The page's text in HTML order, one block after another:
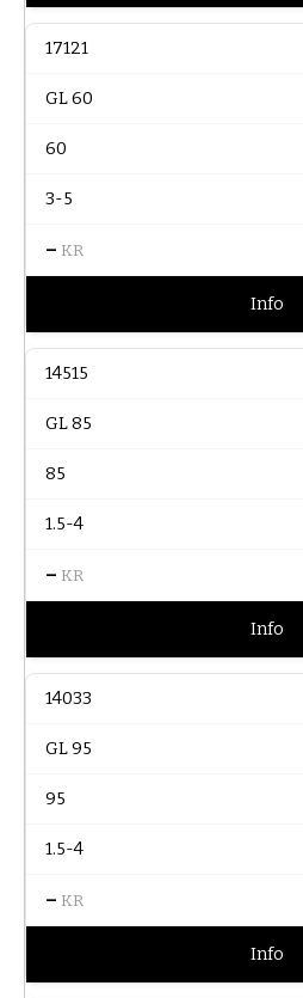
17121
GL 60
60
3-5
– KR
Info
14515
GL 85
85
1.5-4
– KR
Info
14033
GL 95
95
1.5-4
– KR
Info